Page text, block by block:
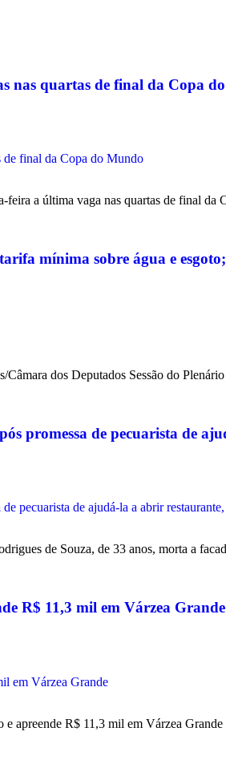
nas quartas de final da Copa
a última vaga nas quartas de final da
mínima sobre água e
dos Deputados Sessão do Plenário
promessa de pecuarista de
de Souza, de 33 anos, morta a
R$ 11,3 mil em Várzea Grande
apreende R$ 11,3 mil em Várzea